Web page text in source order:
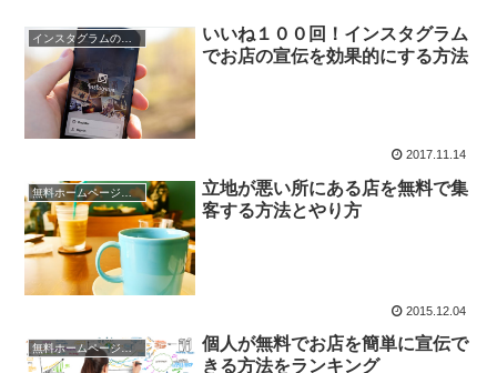
インスタグラムの宣伝方法
いいね１００回！インスタグラム
でお店の宣伝を効果的にする方法
2017.11.14
無料ホームページの集客法
立地が悪い所にある店を無料で集
客する方法とやり方
2015.12.04
無料ホームページの宣伝法
個人が無料でお店を簡単に宣伝で
きる方法をランキング